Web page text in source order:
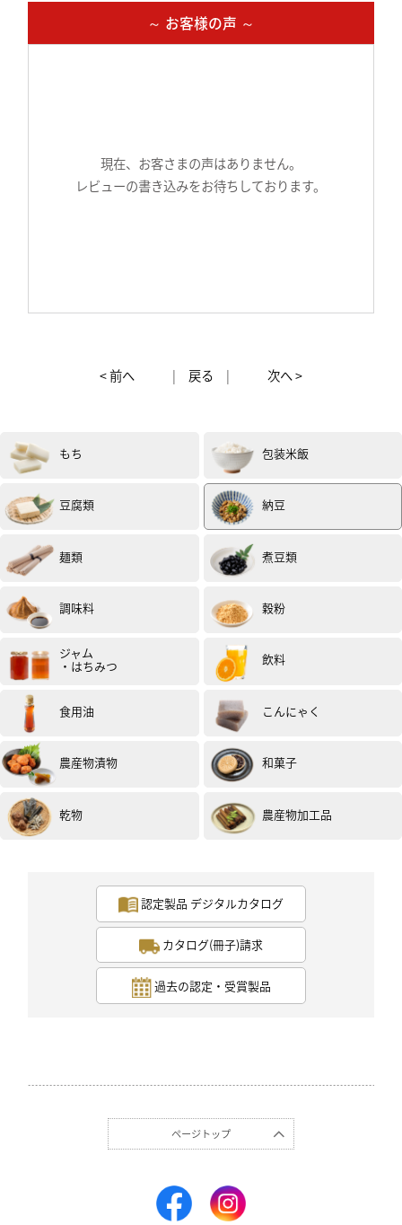
～ お客様の声 ～
現在、お客さまの声はありません。
レビューの書き込みをお待ちしております。
< 前へ | 戻る | 次へ >
もち 包装米飯
豆腐類 納豆
麺類 煮豆類
調味料 穀粉
ジャム
・はちみつ 飲料
食用油 こんにゃく
農産物漬物 和菓子
乾物 農産物加工品
認定製品 デジタルカタログ
カタログ(冊子)請求
過去の認定・受賞製品
ページトップ